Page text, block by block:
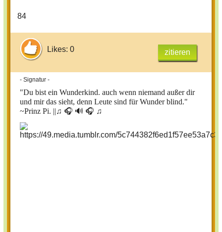
84
Likes: 0 zitieren
- Signatur -
"Du bist ein Wunderkind. auch wenn niemand außer dir
und mir das sieht, denn Leute sind für Wunder blind."
~Prinz Pi. ||♫ 🎧 🔊 🎧 ♫